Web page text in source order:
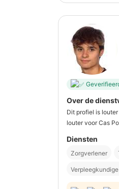
Over de
Dit profiel is
louter voor Cas
Diensten
Zorgverlener